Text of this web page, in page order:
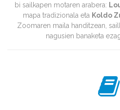
bi sailkapen motaren arabera:
mapa tradizionala eta Koldo
Zoomaren maila handitzean,
nagusien banaketa